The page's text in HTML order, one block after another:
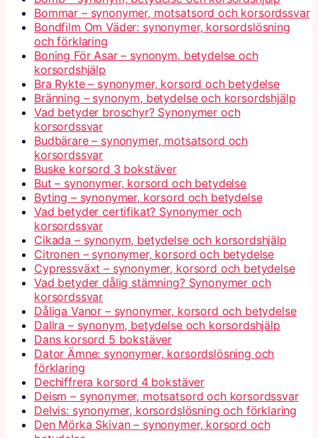
Bommar – synonymer, motsatsord och korsordssvar
Bondfilm Om Väder: synonymer, korsordslösning
och förklaring
Boning För Asar – synonym, betydelse och
korsordshjälp
Bra Rykte – synonymer, korsord och betydelse
Bränning – synonym, betydelse och korsordshjälp
Vad betyder broschyr? Synonymer och
korsordssvar
Budbärare – synonymer, motsatsord och
korsordssvar
Buske korsord 3 bokstäver
But – synonymer, korsord och betydelse
Byting – synonymer, korsord och betydelse
Vad betyder certifikat? Synonymer och
korsordssvar
Cikada – synonym, betydelse och korsordshjälp
Citronen – synonymer, korsord och betydelse
Cypressväxt – synonymer, korsord och betydelse
Vad betyder dålig stämning? Synonymer och
korsordssvar
Dåliga Vanor – synonymer, korsord och betydelse
Dallra – synonym, betydelse och korsordshjälp
Dans korsord 5 bokstäver
Dator Ämne: synonymer, korsordslösning och
förklaring
Dechiffrera korsord 4 bokstäver
Deism – synonymer, motsatsord och korsordssvar
Delvis: synonymer, korsordslösning och förklaring
Den Mörka Skivan – synonymer, korsord och